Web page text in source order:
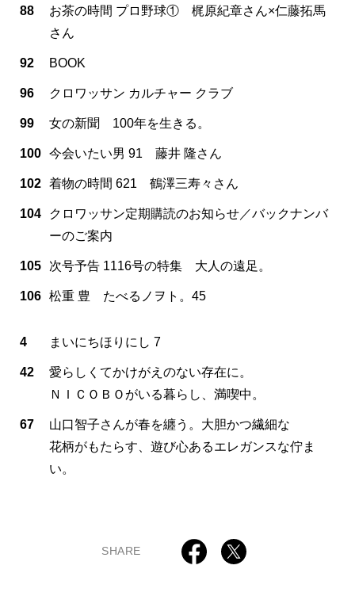
88
お茶の時間 プロ野球① 梶原紀章さん×仁藤拓馬
さん
92 BOOK
96 クロワッサン カルチャー クラブ
99 女の新聞 100年を生きる。
100 今会いたい男 91 藤井 隆さん
102 着物の時間 621 鶴澤三寿々さん
104
クロワッサン定期購読のお知らせ／バックナンバ
ーのご案内
105 次号予告 1116号の特集 大人の遠足。
106 松重 豊 たべるノヲト。45
4 まいにちほりにし 7
42
愛らしくてかけがえのない存在に。
ＮＩＣＯＢＯがいる暮らし、満喫中。
67
山口智子さんが春を纏う。大胆かつ繊細な
花柄がもたらす、遊び心あるエレガンスな佇ま
い。
SHARE